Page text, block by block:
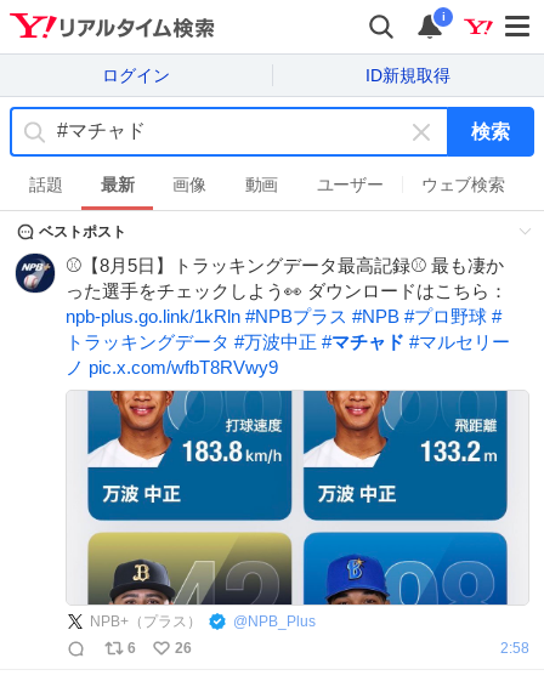
i
ログイン ID新規取得
キ
ー
ワ
ド
を
消
す
検索
話題 最新 画像 動画 ユーザー ウェブ検索
ベストポスト
⚾【8月5日】トラッキングデータ最高記録⚾ 最も凄か
った選手をチェックしよう👀 ダウンロードはこちら：
npb-plus.go.link/1kRln #NPBプラス #NPB #プロ野球 #
トラッキングデータ #万波中正 #マチャド #マルセリー
ノ pic.x.com/wfbT8RVwy9
NPB+（プラス） @ NPB_Plus
6
26 2:58